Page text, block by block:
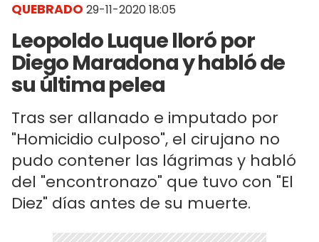
QUEBRADO 29-11-2020 18:05
Leopoldo Luque lloró por
Diego Maradona y habló de
su última pelea
Tras ser allanado e imputado por
"Homicidio culposo", el cirujano no
pudo contener las lágrimas y habló
del "encontronazo" que tuvo con "El
Diez" días antes de su muerte.